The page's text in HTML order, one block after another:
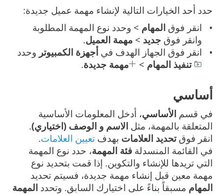
حدد أحد الخيارات التالية لإنشاء مهمة عميل جديدة:
انقر فوقالمهام > وحدد نوع المهمة المطلوبة
وانقر فوق جديد >مهمة العميل.
انقر فوق الجهاز الهدف فيأجهزة الكمبيوتر وحدد
تنفيذ المهام > مهمة جديدة.
أساسي
في قسم الأساسي، أدخل المعلومات الأساسية
المتعلقة بالمهمة، مثل الاسم و الوصف (اختياري).
انقر فوقتحديد العلامات بهدف تعيين العلامات.
في القائمة المنسدلة فئة المهمة، حدد نوع المهمة
التي تريدها للإنشاء والتكوين. إذا قمت بتحديد نوع
مهمة معين قبل إنشاء مهمة جديدة، فسيتم تحديد
المهام مسبقاً بناءً على اختيارك السابق. وتحدد المهمة